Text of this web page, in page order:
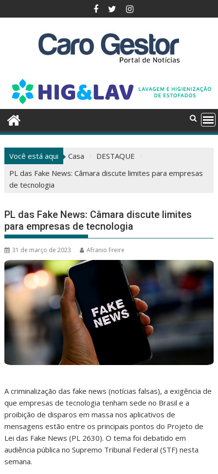
para
Você está aqui Casa
DESTAQUE
PL das Fake News: Câmara discute limites para empresas
de tecnologia
PL das Fake News: Câmara discute limites
para empresas de tecnologia
31 de março de 2023 Afranio Freire
A criminalização das fake news (notícias falsas), a exigência de
que empresas de tecnologia tenham sede no Brasil e a
proibição de disparos em massa nos aplicativos de
mensagens estão entre os principais pontos do Projeto de
Lei das Fake News (PL 2630). O tema foi debatido em
audiência pública no Supremo Tribunal Federal (STF) nesta
semana.